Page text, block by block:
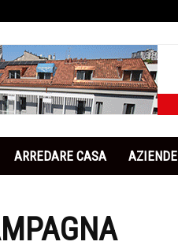
ARREDARE CASA AZIENDE